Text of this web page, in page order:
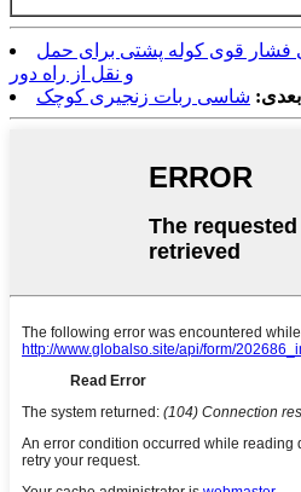
فشار قوی کوله پشتی برای حمل
و نقل از راه دور
بعدی: